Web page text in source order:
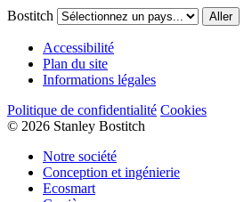
Bostitch Aller
Accessibilité
Plan du site
Informations légales
Politique de confidentialité Cookies
© 2026 Stanley Bostitch
Notre société
Conception et ingénierie
Ecosmart